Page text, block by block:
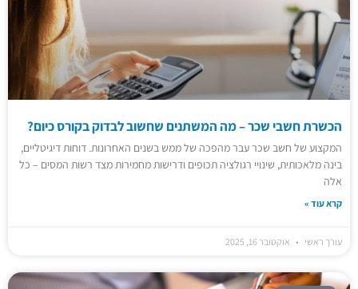
הכשרת חשבי שכר – מה המשתנים שחשוב לבדוק בקורס כיום?
המקצוע של חשב שכר עבר מהפכה של ממש בשנים האחרונות. דוחות דיגיטליים,
בינה מלאכותית, שינויי רגולציה תכופים ודרישות מחמירות מצד רשות המסים – כל
אלה
קרא עוד »
עורך ראשי אוקטובר 16, 2025